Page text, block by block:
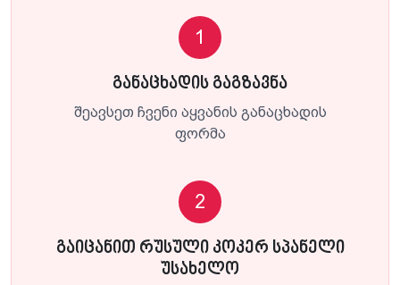
1
განაცხადის გაგზავნა
შეავსეთ ჩვენი აყვანის განაცხადის
ფორმა
2
გაიცანით რუსული კოკერ სპანელი
უსახელო